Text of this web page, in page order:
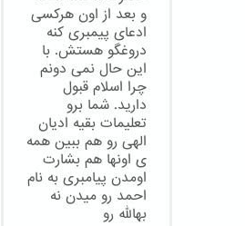
و بعد از اون هرکسی
ادعای پیمبری کنه
دروغگو هستش. با
این حال نمی دونم
چرا اسلام قبول
دارید. شما برو
تعلیمات بقیه ادیان
الهی رو هم ببین همه
ی اونها هم بشارت
اومدن پیامبری به نام
احمد رو میدن نه
بهالله رو